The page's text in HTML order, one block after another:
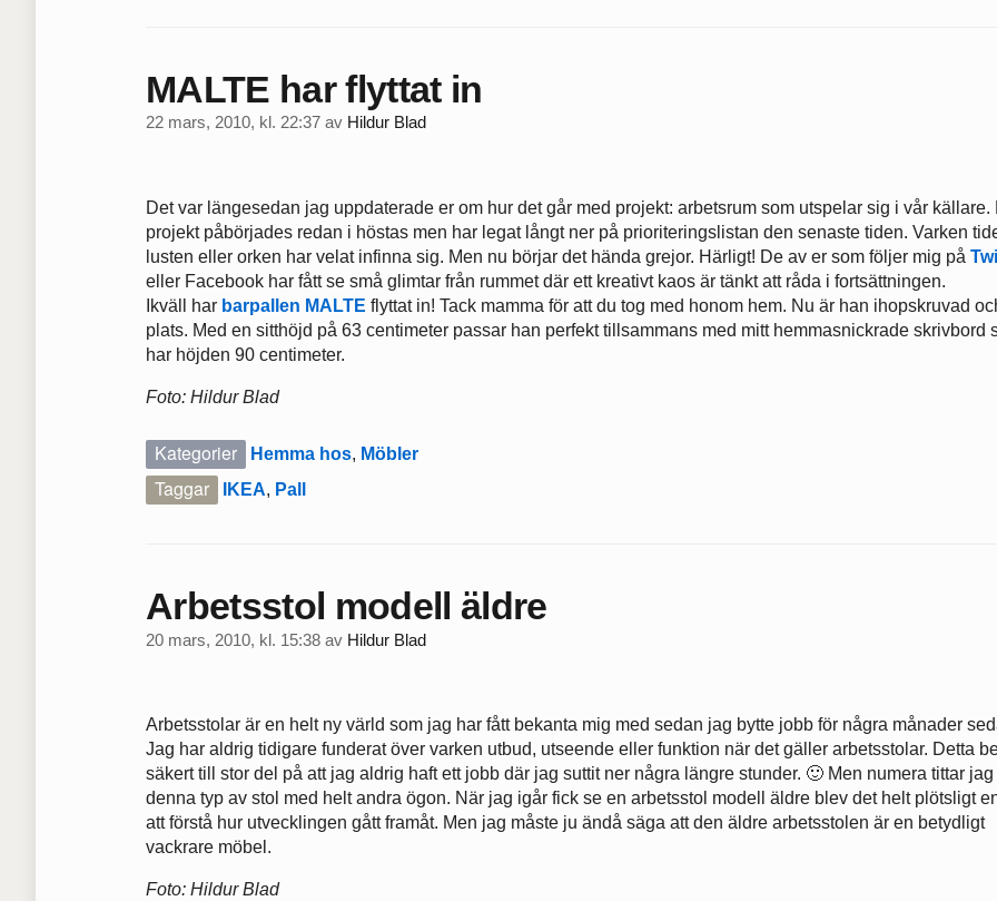
MALTE har flyttat in
22 mars, 2010, kl. 22:37 av Hildur Blad
Det var längesedan jag uppdaterade er om hur det går med projekt: arbetsrum som utspelar sig i vår källare.
projekt påbörjades redan i höstas men har legat långt ner på prioriteringslistan den senaste tiden. Varken
lusten eller orken har velat infinna sig. Men nu börjar det hända grejor. Härligt! De av er som följer mig på
eller Facebook har fått se små glimtar från rummet där ett kreativt kaos är tänkt att råda i fortsättningen.
Ikväll har barpallen MALTE flyttat in! Tack mamma för att du tog med honom hem. Nu är han ihopskruvad
plats. Med en sitthöjd på 63 centimeter passar han perfekt tillsammans med mitt hemmasnickrade skrivbord
har höjden 90 centimeter.
Foto: Hildur Blad
Kategorier Hemma hos, Möbler
Taggar IKEA, Pall
Arbetsstol modell äldre
20 mars, 2010, kl. 15:38 av Hildur Blad
Arbetsstolar är en helt ny värld som jag har fått bekanta mig med sedan jag bytte jobb för några månader
Jag har aldrig tidigare funderat över varken utbud, utseende eller funktion när det gäller arbetsstolar. Detta
säkert till stor del på att jag aldrig haft ett jobb där jag suttit ner några längre stunder. 🙂 Men numera tittar
denna typ av stol med helt andra ögon. När jag igår fick se en arbetsstol modell äldre blev det helt plötsligt
att förstå hur utvecklingen gått framåt. Men jag måste ju ändå säga att den äldre arbetsstolen är en betydligt
vackrare möbel.
Foto: Hildur Blad